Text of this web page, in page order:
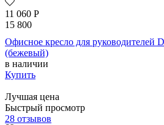
11 060 Р
15 800
Офисное кресло для руководителей
(бежевый)
в наличии
Купить
Лучшая цена
Быстрый просмотр
28 отзывов